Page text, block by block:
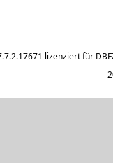
lizenziert für